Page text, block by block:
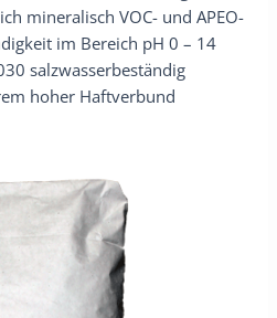
mineralisch VOC- und APEO-
im Bereich pH 0 – 14
salzwasserbeständig
hoher Haftverbund